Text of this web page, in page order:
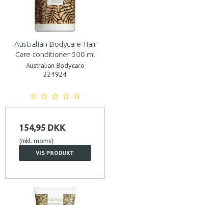
Australian Bodycare Hair
Care conditioner 500 ml
Australian Bodycare
224924
154,95 DKK
(inkl. moms)
VIS PRODUKT